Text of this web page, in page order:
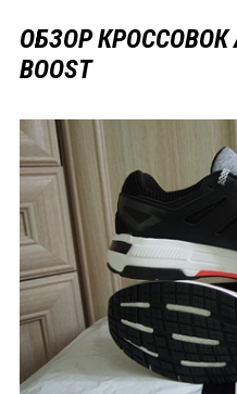
ОБЗОР КРОССОВОК
BOOST